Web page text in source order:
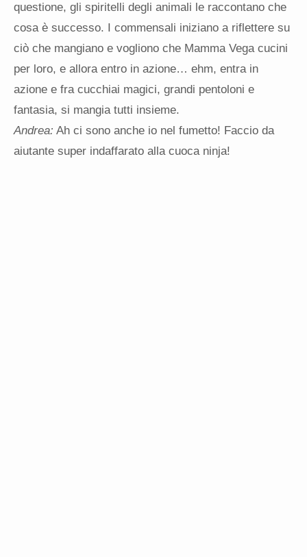
questione, gli spiritelli degli animali le raccontano che
cosa è successo. I commensali iniziano a riflettere su
ciò che mangiano e vogliono che Mamma Vega cucini
per loro, e allora entro in azione… ehm, entra in
azione e fra cucchiai magici, grandi pentoloni e
fantasia, si mangia tutti insieme.
Andrea: Ah ci sono anche io nel fumetto! Faccio da
aiutante super indaffarato alla cuoca ninja!